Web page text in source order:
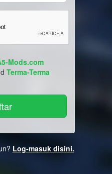
Mods.com
Terma-Terma
Log-masuk disini.